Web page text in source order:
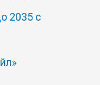
2035 с